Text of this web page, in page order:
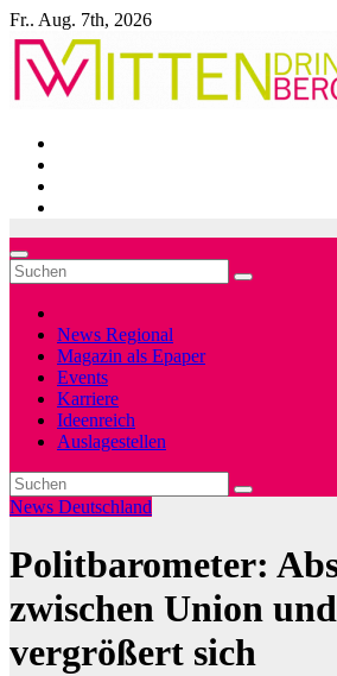
Zum
Inhalt
springen
Fr.. Aug. 7th, 2026
News Regional
Magazin als Epaper
Events
Karriere
Ideenreich
Auslagestellen
News Deutschland
Politbarometer:
zwischen Union
vergrößert sich